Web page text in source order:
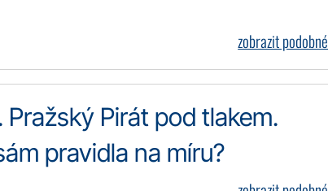
zobrazit podobné
Pirát pod tlakem.
pravidla na míru?